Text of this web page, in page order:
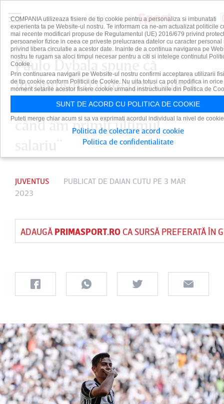
Paulo Dybala spune că
Juventus îi datorează o sumă
colosală. “Nu îmi amintesc
când am primit ultimul
JUVENTUS PUBLICAT DE DAIAN CUTU PE 3 MAR
2023
ADAUGĂ PRIMASPORT.ROCA SURSĂ PREFERATĂ ÎN
COMPANIA utilizeaza fisiere de tip cookie pentru a personaliza si imbunatati
experienta ta pe Website-ul nostru. Te informam ca ne-am actualizat politicile
mai recente modificari propuse de Regulamentul (UE) 2016/679 privind
persoanelor fizice in ceea ce priveste prelucrarea datelor cu caracter personal
privind libera circulatie a acestor date. Inainte de a continua navigarea pe
nostru te rugam sa aloci timpul necesar pentru a citi si intelege continutul
Cookie.
Prin continuarea navigarii pe Website-ul nostru confirmi acceptarea utilizarii
de tip cookie conform Politicii de Cookie. Nu uita totusi ca poti modifica in orice
moment setarile acestor fisiere cookie urmand instructiunile din Politica de
SUNT DE ACORD CU POLITICA DE COOKIE
Puteti merge chiar acum si sa va exprimati acordul individual la nivel de
Politica de colectare acord cookie
Politica de confidentialitate